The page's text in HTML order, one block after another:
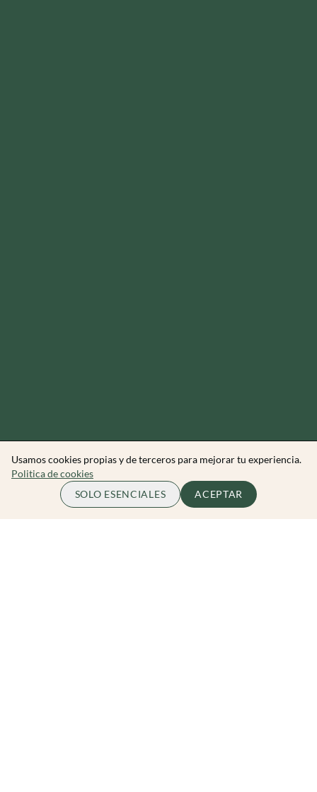
65.00 EUR ME APUNTO
Usamos cookies propias y de terceros para mejorar tu experiencia.
Politica de cookies
SOLO ESENCIALES
ACEPTAR